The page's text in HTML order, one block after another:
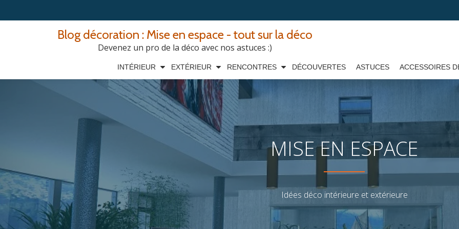
Blog décoration : Mise en espace - tout sur la déco
Devenez un pro de la déco avec nos astuces :)
INTÉRIEUR EXTÉRIEUR RENCONTRES DÉCOUVERTES ASTUCES ACCESSOIRES
MISE EN ESPACE
Idées déco intérieure et extérieure